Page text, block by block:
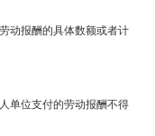
动报酬的具体数额或者计
单位支付的劳动报酬不得